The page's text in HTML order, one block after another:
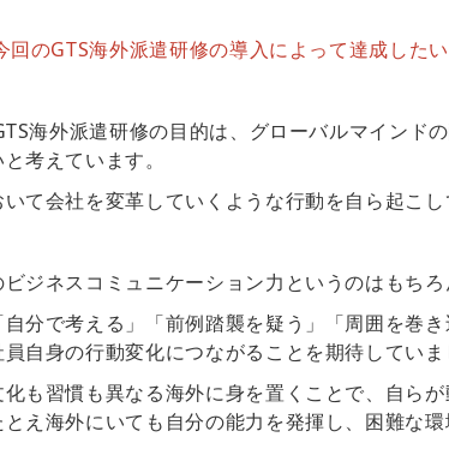
回のGTS海外派遣研修の導入によって達成した
海外派遣研修の目的は、グローバルマインド
考えています。
て会社を変革していくような行動を自ら起こ
ジネスコミュニケーション力というのはもち
分で考える」「前例踏襲を疑う」「周囲を巻
自身の行動変化につながることを期待していま
も習慣も異なる海外に身を置くことで、自ら
え海外にいても自分の能力を発揮し、困難な